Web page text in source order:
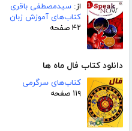
از: سیدمصطفی باقری
کتاب‌های آموزش زبان
۴۲ صفحه
دانلود کتاب فال ماه ها
کتاب‌های سرگرمی
۱۱۹ صفحه